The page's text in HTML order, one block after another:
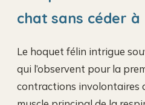
chat sans céder à
Le hoquet félin intrigue
qui l’observent pour la
contractions involontaires